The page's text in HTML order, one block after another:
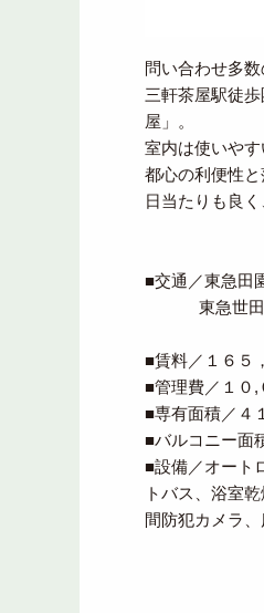
問い合わせ多
三軒茶屋駅徒
屋」。
室内は使いや
都心の利便性
日当たりも良
■交通／東急田
東急世田谷
■賃料／１６５
■管理費／１０,
■専有面積／４
■バルコニー面
■設備／オート
トバス、浴室
間防犯カメラ